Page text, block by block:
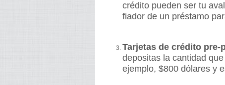
crédito pueden ser tu
fiador de un préstamo
Tarjetas de crédito pre-
depositas la cantidad
ejemplo, $800 dólares y